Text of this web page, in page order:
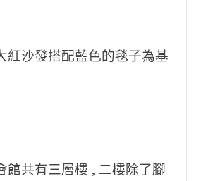
紅沙發搭配藍色的毯子為基
館共有三層樓 , 二樓除了腳